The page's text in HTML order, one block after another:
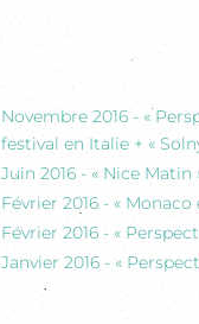
Novembre 2016 - «
festival en Italie + «
Juin 2016 - « Nice
Février 2016 - «
Février 2016 - «
Janvier 2016 - «